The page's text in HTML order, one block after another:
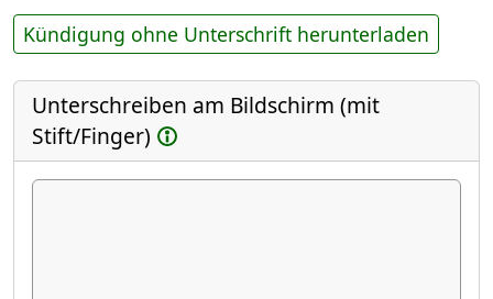
Kündigung ohne Unterschrift herunterladen
Unterschreiben am Bildschirm (mit
Stift/Finger)